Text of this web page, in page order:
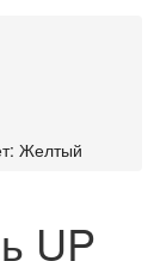
Желтый
UP